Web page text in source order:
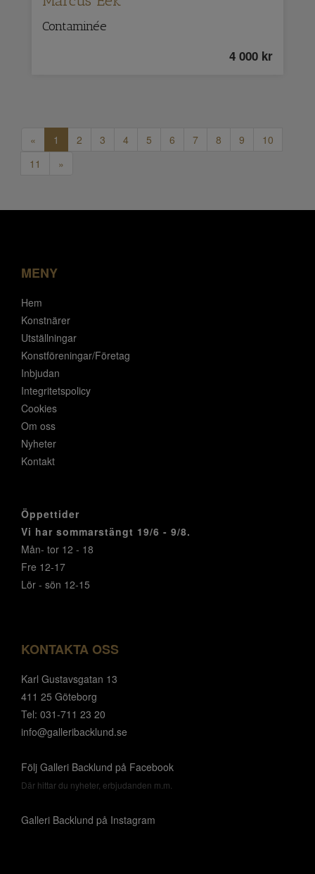
Contaminée
4 000 kr
« 1 2 3 4 5 6 7 8 9
10
11
»
MENY
Hem
Konstnärer
Utställningar
Konstföreningar/Företag
Inbjudan
Integritetspolicy
Cookies
Om oss
Nyheter
Kontakt
Öppettider
Vi har sommarstängt 19/6 - 9/8.
Mån- tor 12 - 18
Fre 12-17
Lör - sön 12-15
KONTAKTA OSS
Karl Gustavsgatan 13
411 25 Göteborg
Tel: 031-711 23 20
info@galleribacklund.se
Följ Galleri Backlund på Facebook
Där hittar du nyheter, erbjudanden m.m.
Galleri Backlund på Instagram